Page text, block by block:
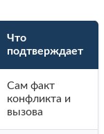
Что
подтверждает
Сам факт
конфликта и
вызова